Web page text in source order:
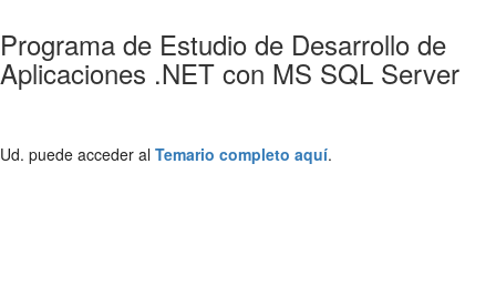
Programa de Estudio de Desarrollo de
Aplicaciones .NET con MS SQL Server
Ud. puede acceder al Temario completo aquí.